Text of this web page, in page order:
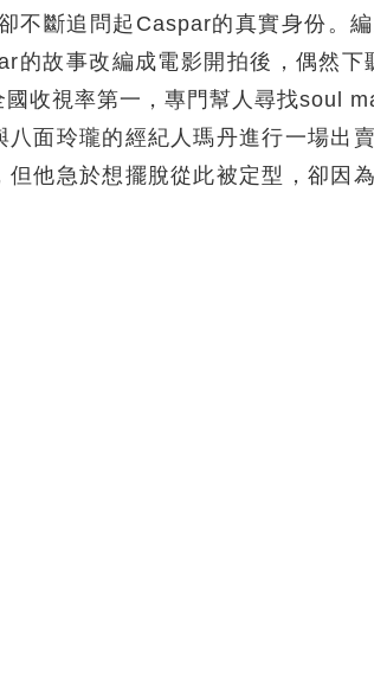
不斷追問起Caspar的真實身份。
的故事改編成電影開拍後，偶然
收視率第一，專門幫人尋找soul
面玲瓏的經紀人瑪丹進行一場出
他急於想擺脫從此被定型，卻因